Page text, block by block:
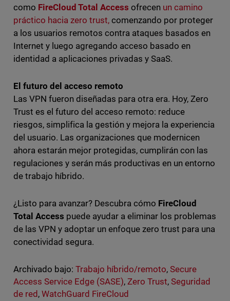
como FireCloud Total Access ofrecen un camino
práctico hacia zero trust,comenzando por proteger
a los usuarios remotos contra ataques basados en
Internet y luego agregando acceso basado en
identidad a aplicaciones privadas y SaaS.
El futuro del acceso remoto
Las VPN fueron diseñadas para otra era. Hoy, Zero
Trust es el futuro del acceso remoto: reduce
riesgos, simplifica la gestión y mejora la experiencia
del usuario. Las organizaciones que modernicen
ahora estarán mejor protegidas, cumplirán con las
regulaciones y serán más productivas en un entorno
de trabajo híbrido.
¿Listo para avanzar? Descubra cómo FireCloud
Total Access puede ayudar a eliminar los problemas
de las VPN y adoptar un enfoque zero trust para una
conectividad segura.
Archivado bajo: Trabajo híbrido/remoto,Secure
Access Service Edge (SASE), Zero Trust,Seguridad
de red, WatchGuard FireCloud